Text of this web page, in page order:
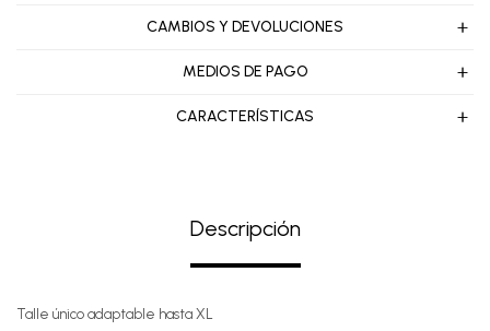
CAMBIOS Y DEVOLUCIONES
MEDIOS DE PAGO
CARACTERÍSTICAS
Descripción
Talle único adaptable hasta XL